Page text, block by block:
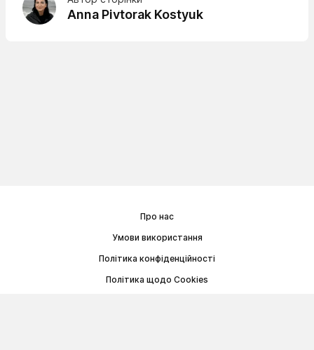
Anna Pivtorak Kostyuk
Про нас
Умови використання
Політика конфіденційності
Політика щодо Cookies